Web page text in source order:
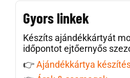
Gyors linkek
Készíts ajándékkártyát
időpontot ejtőernyős
👉 Ajándékkártya